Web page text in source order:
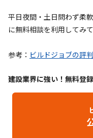
平日夜間・土日問わず柔
に無料相談を利用してみ
参考： ビルドジョブの評
建設業界に強い！無料登